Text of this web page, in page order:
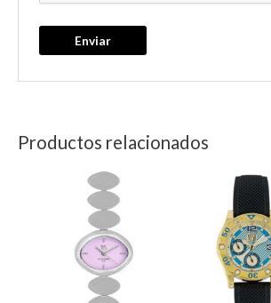
Productos relacionados